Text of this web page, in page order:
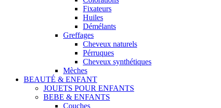
Fixateurs
Huiles
Démélants
Greffages
Cheveux naturels
Pérruques
Cheveux synthétiques
Mèches
BEAUTÉ & ENFANT
JOUETS POUR ENFANTS
BEBE & ENFANTS
Couches